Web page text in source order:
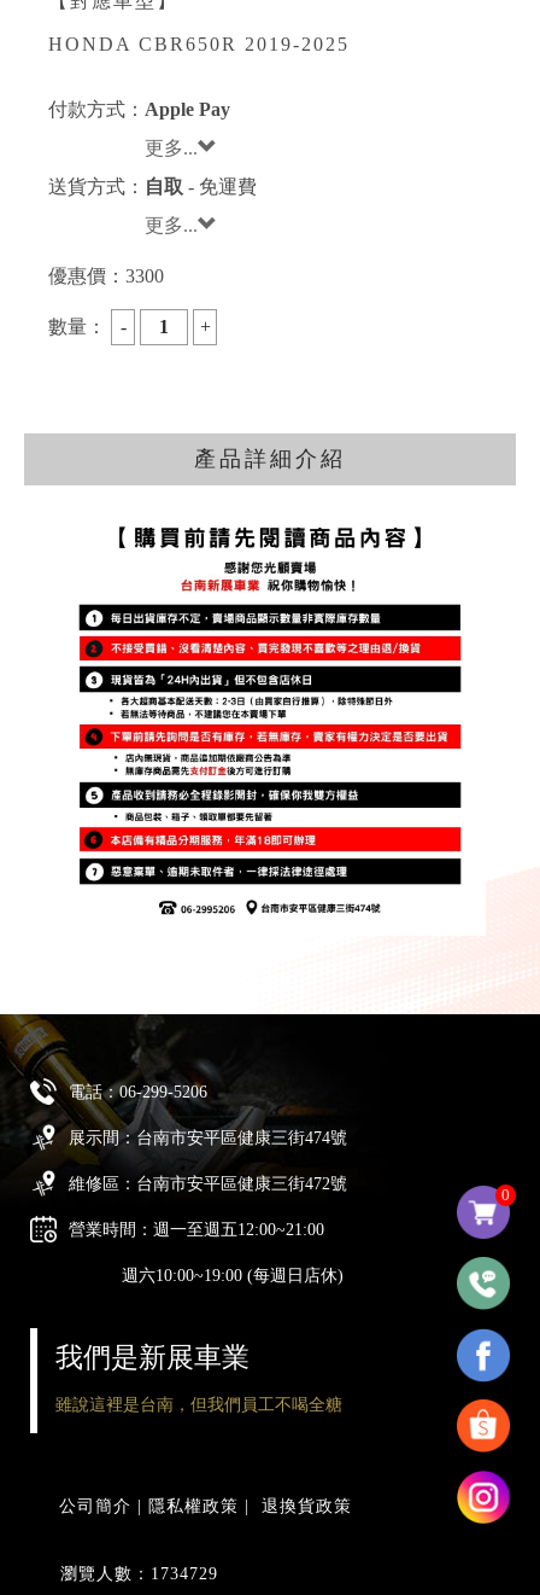
0
HONDA CBR650R 2019-2025
付款方式： Apple Pay
更多...
送貨方式： 自取 - 免運費
更多...
優惠價： 3300
數量：
產品詳細介紹
電話：06-299-5206
展示間：台南市安平區健康三街474號
維修區：台南市安平區健康三街472號
營業時間：週一至週五12:00~21:00
週六10:00~19:00 (每週日店休)
我們是新展車業
雖說這裡是台南，但我們員工不喝全糖
公司簡介 隱私權政策 退換貨政策
瀏覽人數：1734729